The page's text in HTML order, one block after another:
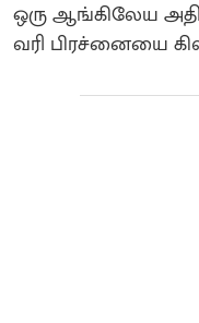
ஒரு ஆங்கிலேய
வரி பிரச்னையை